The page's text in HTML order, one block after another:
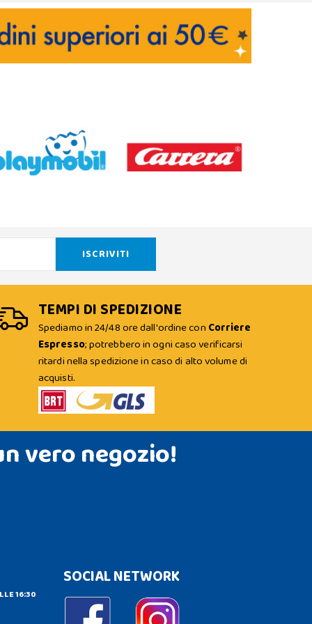
TEMPI DI SPEDIZIONE
Spediamo in 24/48 ore dall'ordine con Corriere
Espresso; potrebbero in ogni caso verificarsi
ritardi nella spedizione in caso di alto volume di
acquisti.
vero negozio!
16:30
SOCIAL NETWORK